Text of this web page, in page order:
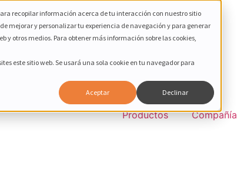
recopilar información acerca de tu interacción con nuestro sitio
mejorar y personalizar tu experiencia de navegación y para generar
otros medios. Para obtener más información sobre las cookies,
este sitio web. Se usará una sola cookie en tu navegador para
Aceptar Declinar
Productos Compañía